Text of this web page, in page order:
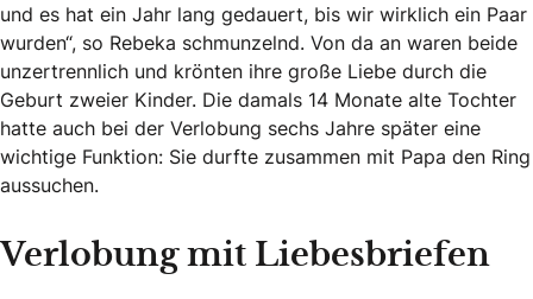
und es hat ein Jahr lang gedauert, bis wir wirklich ein Paar
wurden“, so Rebeka schmunzelnd. Von da an waren beide
unzertrennlich und krönten ihre große Liebe durch die
Geburt zweier Kinder. Die damals 14 Monate alte Tochter
hatte auch bei der Verlobung sechs Jahre später eine
wichtige Funktion: Sie durfte zusammen mit Papa den Ring
aussuchen.
Verlobung mit Liebesbriefen